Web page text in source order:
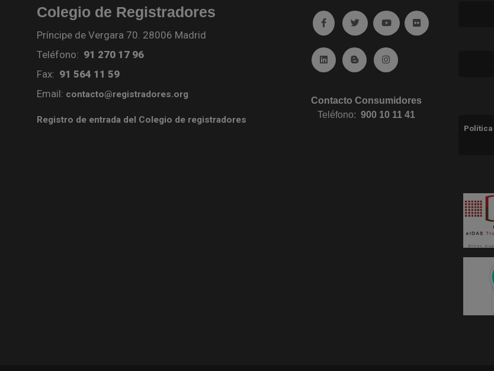
Colegio de Registradores
Príncipe de Vergara 70. 28006 Madrid
Teléfono: 91 270 17 96
Fax: 91 564 11 59
Email: contacto@registradores.org
Registro de entrada del Colegio de registradores
Ir a facebook (abre en ventana nueva)
Ir a twitter (abre en ventana nueva)
Ir a YouTube (abre en
Ir a Flickr (abre en
Ir a Linkedin (abre en ventana nueva)
Ir al Blog (abre en ventana nueva)
Ir a Instagram (abre en
Contacto Consumidores
Teléfono:900 10 11 41